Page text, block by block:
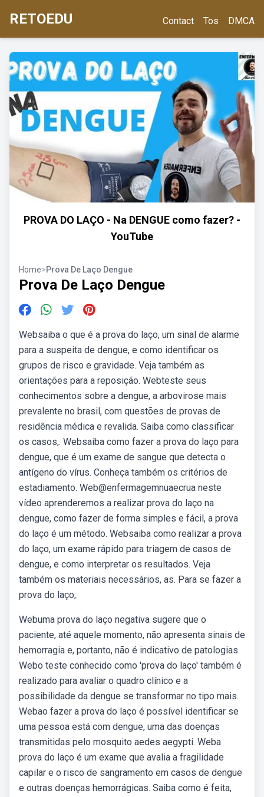
RETOEDU Contact Tos DMCA
PROVA DO LAÇO - Na DENGUE como fazer? -
YouTube
Home>Prova De Laço Dengue
Prova De Laço Dengue
Websaiba o que é a prova do laço, um sinal de alarme
para a suspeita de dengue, e como identificar os
grupos de risco e gravidade. Veja também as
orientações para a reposição. Webteste seus
conhecimentos sobre a dengue, a arbovirose mais
prevalente no brasil, com questões de provas de
residência médica e revalida. Saiba como classificar
os casos,. Websaiba como fazer a prova do laço para
dengue, que é um exame de sangue que detecta o
antígeno do vírus. Conheça também os critérios de
estadiamento. Web‪@enfermagemnuaecrua‬ neste
vídeo aprenderemos a realizar prova do laço na
dengue, como fazer de forma simples e fácil, a prova
do laço é um método. Websaiba como realizar a prova
do laço, um exame rápido para triagem de casos de
dengue, e como interpretar os resultados. Veja
também os materiais necessários, as. Para se fazer a
prova do laço,.
Webuma prova do laço negativa sugere que o
paciente, até aquele momento, não apresenta sinais de
hemorragia e, portanto, não é indicativo de patologias.
Webo teste conhecido como 'prova do laço' também é
realizado para avaliar o quadro clínico e a
possibilidade da dengue se transformar no tipo mais.
Webao fazer a prova do laço é possível identificar se
uma pessoa está com dengue, uma das doenças
transmitidas pelo mosquito aedes aegypti. Weba
prova do laço é um exame que avalia a fragilidade
capilar e o risco de sangramento em casos de dengue
e outras doenças hemorrágicas. Saiba como é feita,